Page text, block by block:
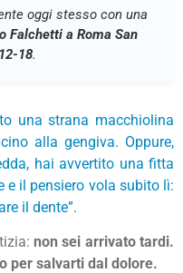
oggi stesso con una
Falchetti a Roma San
18.
una strana macchiolina
alla gengiva. Oppure,
hai avvertito una fitta
e il pensiero vola subito lì:
il dente”.
non sei arrivato tardi.
per salvarti dal dolore.